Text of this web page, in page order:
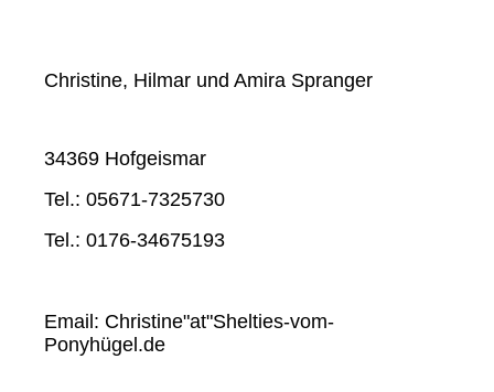
Christine, Hilmar und Amira Spranger
34369 Hofgeismar
Tel.: 05671-7325730
Tel.: 0176-34675193
Email: Christine"at"Shelties-vom-
Ponyhügel.de